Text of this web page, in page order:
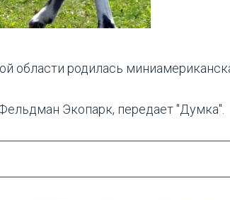
области родилась
Экопарк, передает "Думка".